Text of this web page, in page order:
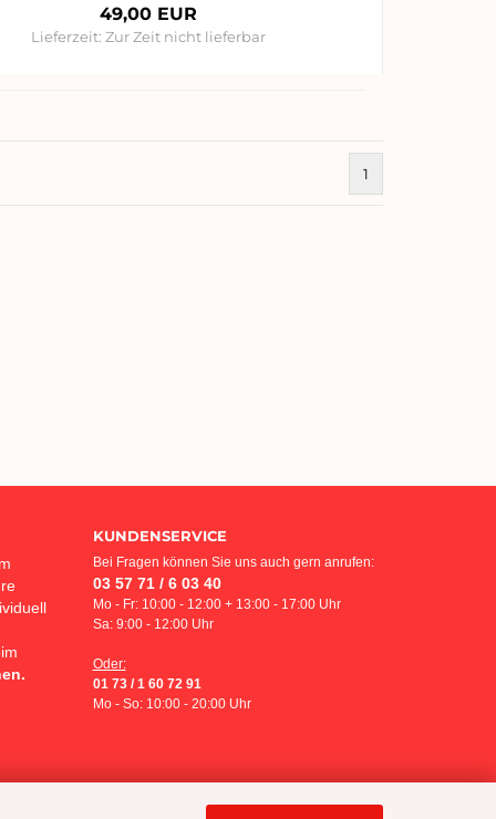
49,00 EUR
Lieferzeit: Zur Zeit nicht lieferbar
1
KUNDENSERVICE
Bei Fragen können Sie uns auch gern anrufen:
03 57 71 / 6 03 40
Mo - Fr: 10:00 - 12:00 + 13:00 - 17:00 Uhr
Sa: 9:00 - 12:00 Uhr
Oder:
01 73 / 1 60 72 91
Mo - So: 10:00 - 20:00 Uhr